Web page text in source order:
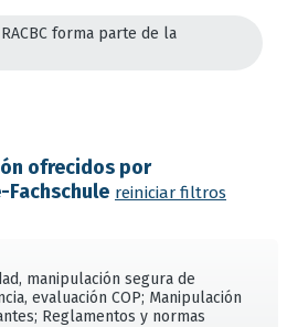
forma parte de la
ofrecidos por
reiniciar filtros
manipulación segura de
evaluación COP; Manipulación
Reglamentos y normas